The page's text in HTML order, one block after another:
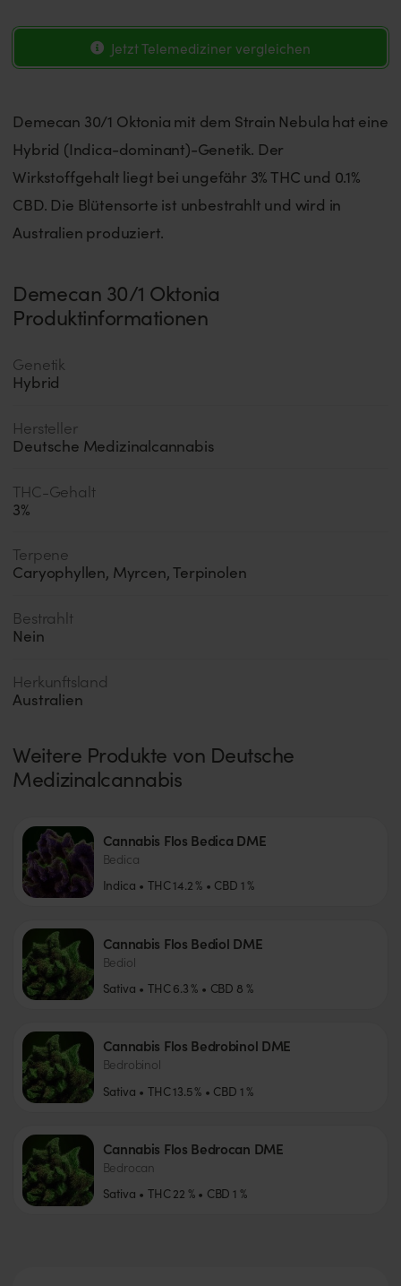
Jetzt Telemediziner vergleichen
Demecan 30/1 Oktonia mit dem Strain Nebula hat eine
Hybrid (Indica-dominant)-Genetik. Der
Wirkstoffgehalt liegt bei ungefähr 3% THC und 0.1%
CBD. Die Blütensorte ist unbestrahlt und wird in
Australien produziert.
Demecan 30/1 Oktonia
Produktinformationen
Genetik
Hybrid
Hersteller
Deutsche Medizinalcannabis
THC-Gehalt
3%
Terpene
Caryophyllen, Myrcen,Terpinolen
Bestrahlt
Nein
Herkunftsland
Australien
Weitere Produkte von Deutsche
Medizinalcannabis
Cannabis Flos Bedica DME
Bedica
Indica THC14.2 % CBD 1 %
Cannabis Flos Bediol DME
Bediol
Sativa THC6.3 % CBD 8 %
Cannabis Flos Bedrobinol DME
Bedrobinol
Sativa THC13.5% CBD 1 %
Cannabis Flos Bedrocan DME
Bedrocan
Sativa THC22 % CBD 1 %